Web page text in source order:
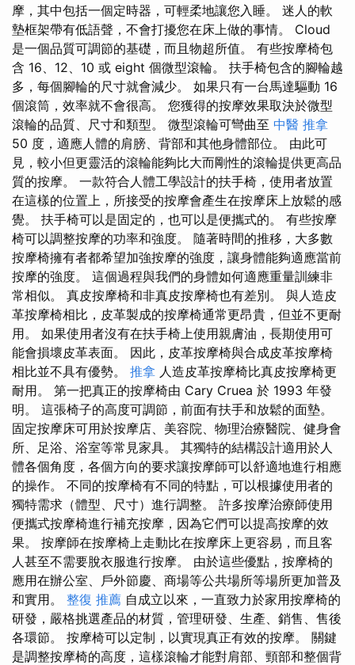
摩，其中包括一個定時器，可輕柔地讓您入睡。 迷人的軟
墊框架帶有低語聲，不會打擾您在床上做的事情。 Cloud
是一個品質可調節的基礎，而且物超所值。 有些按摩椅包
含 16、12、10 或 eight 個微型滾輪。 扶手椅包含的腳輪越
多，每個腳輪的尺寸就會減少。 如果只有一台馬達驅動 16
個滾筒，效率就不會很高。 您獲得的按摩效果取決於微型
滾輪的品質、尺寸和類型。 微型滾輪可彎曲至 中醫 推拿
50 度，適應人體的肩膀、背部和其他身體部位。 由此可
見，較小但更靈活的滾輪能夠比大而剛性的滾輪提供更高品
質的按摩。 一款符合人體工學設計的扶手椅，使用者放置
在這樣的位置上，所接受的按摩會產生在按摩床上放鬆的感
覺。 扶手椅可以是固定的，也可以是便攜式的。 有些按摩
椅可以調整按摩的功率和強度。 隨著時間的推移，大多數
按摩椅擁有者都希望加強按摩的強度，讓身體能夠適應當前
按摩的強度。 這個過程與我們的身體如何適應重量訓練非
常相似。 真皮按摩椅和非真皮按摩椅也有差別。 與人造皮
革按摩椅相比，皮革製成的按摩椅通常更昂貴，但並不更耐
用。 如果使用者沒有在扶手椅上使用親膚油，長期使用可
能會損壞皮革表面。 因此，皮革按摩椅與合成皮革按摩椅
相比並不具有優勢。 推拿 人造皮革按摩椅比真皮按摩椅更
耐用。 第一把真正的按摩椅由 Cary Cruea 於 1993 年發
明。 這張椅子的高度可調節，前面有扶手和放鬆的面墊。
固定按摩床可用於按摩店、美容院、物理治療醫院、健身會
所、足浴、浴室等常見家具。 其獨特的結構設計適用於人
體各個角度，各個方向的要求讓按摩師可以舒適地進行相應
的操作。 不同的按摩椅有不同的特點，可以根據使用者的
獨特需求（體型、尺寸）進行調整。 許多按摩治療師使用
便攜式按摩椅進行補充按摩，因為它們可以提高按摩的效
果。 按摩師在按摩椅上走動比在按摩床上更容易，而且客
人甚至不需要脫衣服進行按摩。 由於這些優點，按摩椅的
應用在辦公室、戶外節慶、商場等公共場所等場所更加普及
和實用。 整復 推薦 自成立以來，一直致力於家用按摩椅的
研發，嚴格挑選產品的材質，管理研發、生產、銷售、售後
各環節。 按摩椅可以定制，以實現真正有效的按摩。 關鍵
是調整按摩椅的高度，這樣滾輪才能對肩部、頸部和整個背